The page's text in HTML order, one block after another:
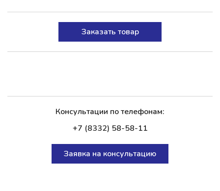
Заказать товар
Консультации по телефонам:
+7 (8332) 58-58-11
Заявка на консультацию